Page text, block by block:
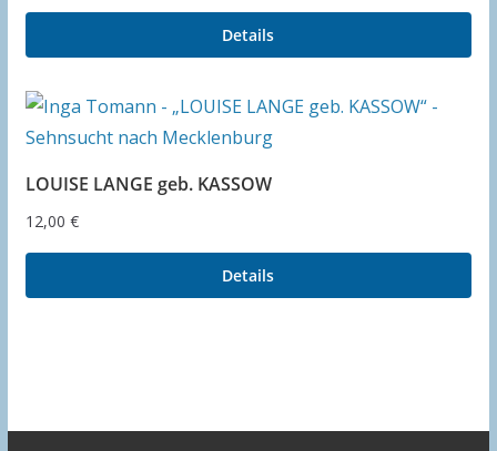
Details
LOUISE LANGE geb. KASSOW
12,00 €
Details